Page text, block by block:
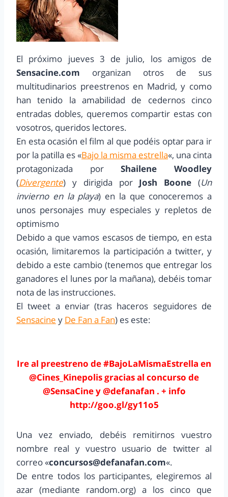
El próximo jueves 3 de julio, los amigos de
Sensacine.com organizan otros de sus
multitudinarios preestrenos en Madrid, y como
han tenido la amabilidad de cedernos cinco
entradas dobles, queremos compartir estas con
vosotros, queridos lectores.
En esta ocasión el film al que podéis optar para ir
por la patilla es «Bajo la misma estrella«, una cinta
protagonizada porShailene Woodley
(Divergente) y dirigida porJosh Boone (Un
invierno en la playa) en la que conoceremos a
unos personajes muy especiales y repletos de
optimismo
Debido a que vamos escasos de tiempo, en esta
ocasión, limitaremos la participación a twitter, y
debido a este cambio (tenemos que entregar los
ganadores el lunes por la mañana), debéis tomar
nota de las instrucciones.
El tweet a enviar (tras haceros seguidores de
Sensacine y De Fan a Fan) es este:
Ire al preestreno de #BajoLaMismaEstrella en
@Cines_Kinepolis gracias al concurso de
@SensaCine y @defanafan . + info
http://goo.gl/gy11o5
Una vez enviado, debéis remitirnos vuestro
nombre real y vuestro usuario de twitter al
correo «concursos@defanafan.com«.
De entre todos los participantes, elegiremos al
azar (mediante random.org) a los cinco que